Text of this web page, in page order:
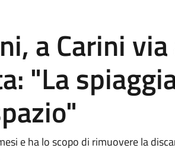
a Carini
"La
e ha lo scopo di rimuovere la